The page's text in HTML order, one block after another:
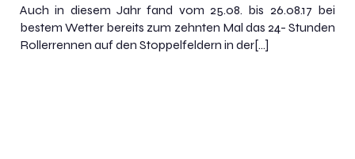
Auch in diesem Jahr fand vom 25.08. bis 26.08.17 bei
bestem Wetter bereits zum zehnten Mal das 24- Stunden
Rollerrennen auf den Stoppelfeldern in der[…]